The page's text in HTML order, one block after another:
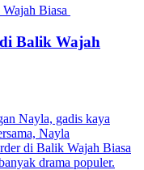
Balik Wajah
Nayla, gadis kaya
Nayla
di Balik Wajah Biasa
drama populer.